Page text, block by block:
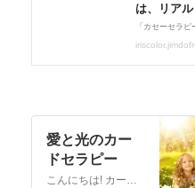
愛と光のカー
ドセラピー
こんにちは! カードセラピストのイーリスです 電話鑑定、メール鑑定などをしております お仕事の宣伝もさせていただく 動画です。 この動画が少しでもお役に立てると幸いです。 申し訳ございませんが このチャンネルではコメントの受付はしておりません。 ライブドアブログの方に入れていただくと幸いです。 末永くよろしくお願いいたします!